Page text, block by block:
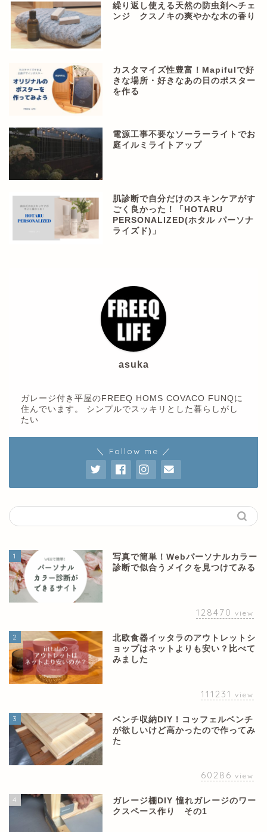
繰り返し使える天然の防虫剤へチェ
ンジ クスノキの爽やかな木の香り
カスタマイズ性豊富！Mapifulで好
きな場所・好きなあの日のポスター
を作る
電源工事不要なソーラーライトでお
庭イルミライトアップ
肌診断で自分だけのスキンケアがす
ごく良かった！「HOTARU
PERSONALIZED(ホタル パーソナ
ライズド)」
asuka
ガレージ付き平屋のFREEQ HOMS COVACO FUNQに
住んでいます。 シンプルでスッキリとした暮らしがし
たい
＼ Follow me ／
1
写真で簡単！Webパーソナルカラー
診断で似合うメイクを見つけてみる
128470 view
2
北欧食器イッタラのアウトレットシ
ョップはネットよりも安い？比べて
みました
111231 view
3
ベンチ収納DIY！コッフェルベンチ
が欲しいけど高かったので作ってみ
た
60286 view
4
ガレージ棚DIY 憧れガレージのワー
クスペース作り その1